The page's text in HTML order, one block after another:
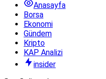
Anasayfa
Borsa
Ekonomi
Gündem
Kripto
KAP Analizi
insider